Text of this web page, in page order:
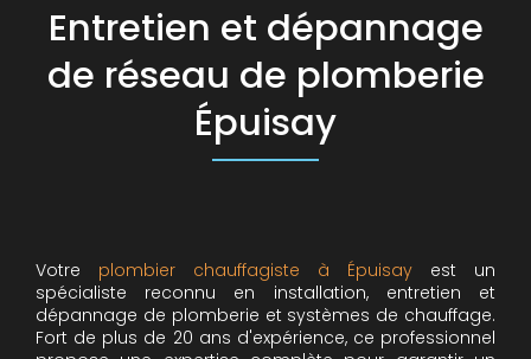
Entretien et dépannage
de réseau de plomberie
Épuisay
Votre plombier chauffagiste à Épuisay est un
spécialiste reconnu en installation, entretien et
dépannage de plomberie et systèmes de chauffage.
Fort de plus de 20 ans d'expérience, ce professionnel